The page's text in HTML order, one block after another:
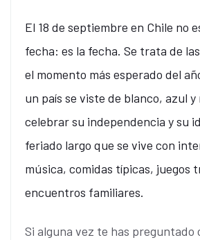
El 18 de septiembre en Chile no
fecha: es la fecha. Se trata de
el momento más esperado del
un país se viste de blanco, azul y
celebrar su independencia y su
feriado largo que se vive con
música, comidas típicas, juegos
encuentros familiares.
Si alguna vez te has preguntado